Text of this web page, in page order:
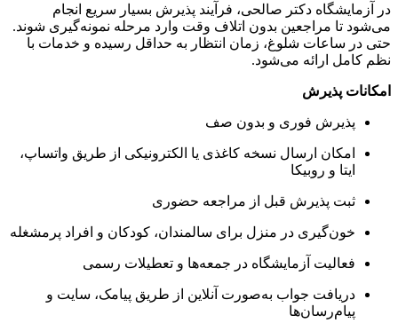
در آزمایشگاه دکتر صالحی، فرآیند پذیرش بسیار سریع انجام
می‌شود تا مراجعین بدون اتلاف وقت وارد مرحله نمونه‌گیری شوند.
حتی در ساعات شلوغ، زمان انتظار به حداقل رسیده و خدمات با
نظم کامل ارائه می‌شود.
امکانات پذیرش
پذیرش فوری و بدون صف
امکان ارسال نسخه کاغذی یا الکترونیکی از طریق واتساپ،
ایتا و روبیکا
ثبت پذیرش قبل از مراجعه حضوری
خون‌گیری در منزل برای سالمندان، کودکان و افراد پرمشغله
فعالیت آزمایشگاه در جمعه‌ها و تعطیلات رسمی
دریافت جواب به‌صورت آنلاین از طریق پیامک، سایت و
پیام‌رسان‌ها